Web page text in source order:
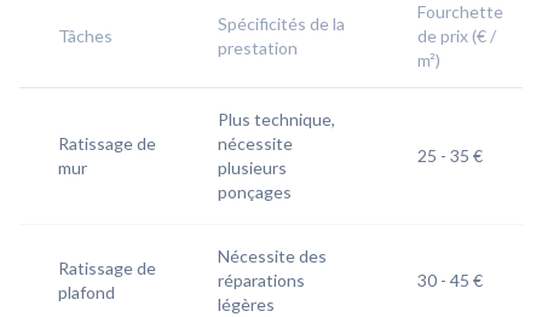
Tâches
Spécificités de la
prestation
Fourchette
de prix (€ /
m²)
Ratissage de
mur
Plus technique,
nécessite
plusieurs
ponçages
25 - 35 €​
Ratissage de
plafond
Nécessite des
réparations
légères
30 - 45 €